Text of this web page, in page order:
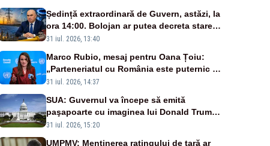
Ședință extraordinară de Guvern, astăzi, la
ora 14:00. Bolojan ar putea decreta stare
de urgență energetică
31 iul. 2026, 13:40
Marco Rubio, mesaj pentru Oana Țoiu:
„Parteneriatul cu România este puternic și
prețuit”
31 iul. 2026, 14:37
SUA: Guvernul va începe să emită
paşapoarte cu imaginea lui Donald Trump
începând cu 8 august
31 iul. 2026, 15:20
UMPMV: Menținerea ratingului de țară ar